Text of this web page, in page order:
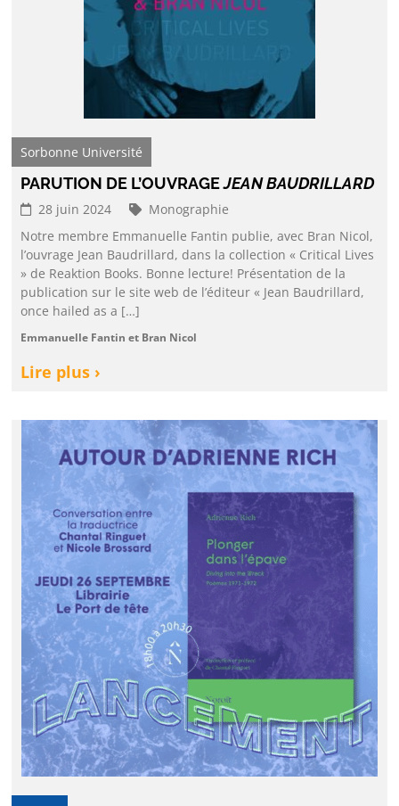
Sorbonne Université
PARUTION DE L’OUVRAGEJEAN BAUDRILLARD
28 juin 2024
Monographie
Notre membre Emmanuelle Fantin publie, avec Bran Nicol,
l’ouvrage Jean Baudrillard, dans la collection « Critical Lives
» de Reaktion Books. Bonne lecture! Présentation de la
publication sur le site web de l’éditeur « Jean Baudrillard,
once hailed as a […]
Emmanuelle Fantin et Bran Nicol
Lire plus ›